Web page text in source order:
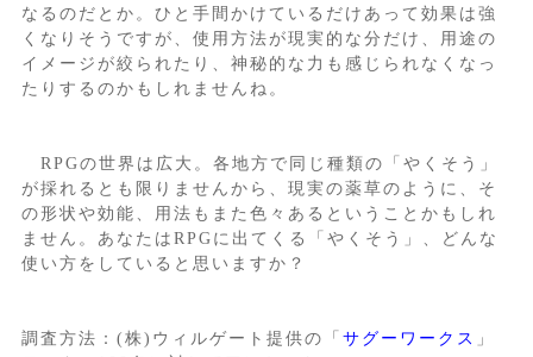
なるのだとか。ひと手間かけているだけあって効果は強
くなりそうですが、使用方法が現実的な分だけ、用途の
イメージが絞られたり、神秘的な力も感じられなくなっ
たりするのかもしれませんね。
RPGの世界は広大。各地方で同じ種類の「やくそう」
が採れるとも限りませんから、現実の薬草のように、そ
の形状や効能、用法もまた色々あるということかもしれ
ません。あなたはRPGに出てくる「やくそう」、どんな
使い方をしていると思いますか？
調査方法：(株)ウィルゲート提供の「 サグーワークス 」